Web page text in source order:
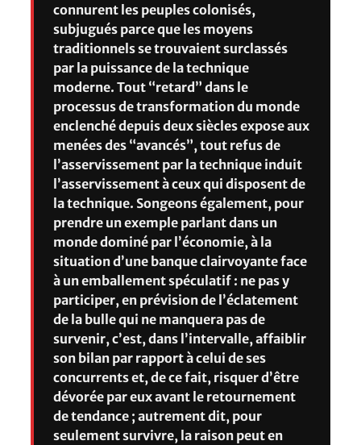
connurent les peuples colonisés,
subjugués parce que les moyens
traditionnels se trouvaient surclassés
par la puissance de la technique
moderne. Tout “retard” dans le
processus de transformation du monde
enclenché depuis deux siècles expose aux
menées des “avancés”, tout refus de
l’asservissement par la technique induit
l’asservissement à ceux qui disposent de
la technique. Songeons également, pour
prendre un exemple parlant dans un
monde dominé par l’économie, à la
situation d’une banque clairvoyante face
à un emballement spéculatif : ne pas y
participer, en prévision de l’éclatement
de la bulle qui ne manquera pas de
survenir, c’est, dans l’intervalle, affaiblir
son bilan par rapport à celui de ses
concurrents et, de ce fait, risquer d’être
dévorée par eux avant le retournement
de tendance ; autrement dit, pour
seulement survivre, la raison peut en